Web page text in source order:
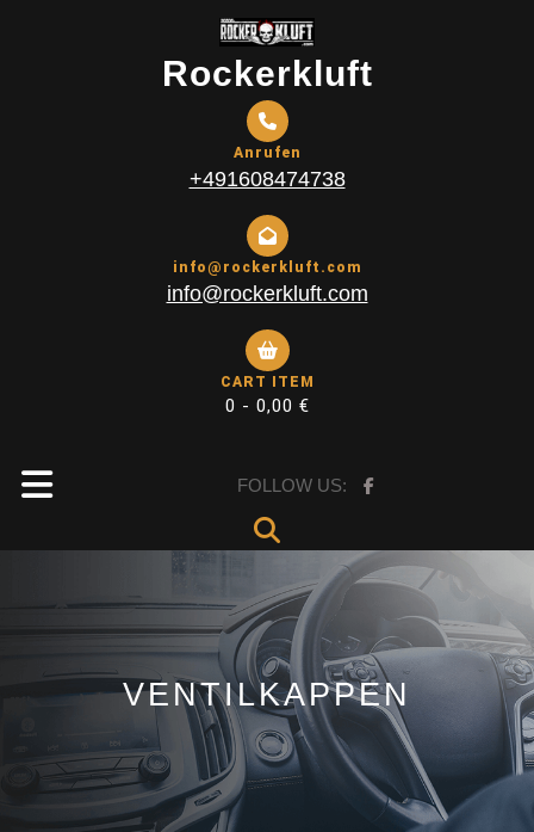
Rockerkluft
Anrufen
+491608474738
info@rockerkluft.com
info@rockerkluft.com
CART ITEM
0 - 0,00 €
Open
FOLLOW US:
VENTILKAPPEN